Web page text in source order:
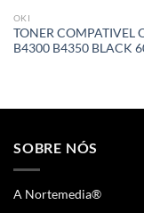
OKI
TONER COMPATIVEL
B4300 B4350 BLACK
SOBRE NÓS
A Nortemedia®